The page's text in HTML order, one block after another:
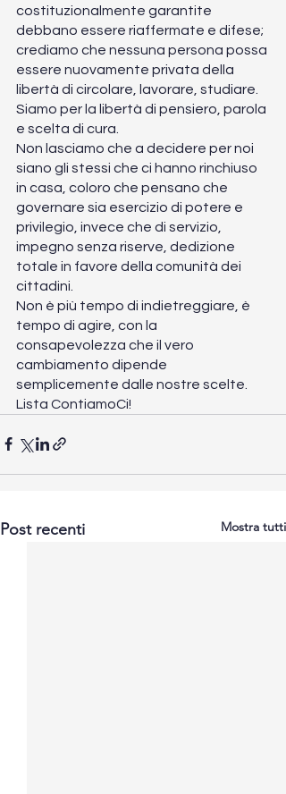
costituzionalmente garantite
debbano essere riaffermate e difese;
crediamo che nessuna persona possa
essere nuovamente privata della
libertà di circolare, lavorare, studiare.
Siamo per la libertà di pensiero, parola
e scelta di cura.
Non lasciamo che a decidere per noi
siano gli stessi che ci hanno rinchiuso
in casa, coloro che pensano che
governare sia esercizio di potere e
privilegio, invece che di servizio,
impegno senza riserve, dedizione
totale in favore della comunità dei
cittadini.
Non è più tempo di indietreggiare, è
tempo di agire, con la
consapevolezza che il vero
cambiamento dipende
semplicemente dalle nostre scelte.
Lista ContiamoCi!
Post recenti Mostra tutti